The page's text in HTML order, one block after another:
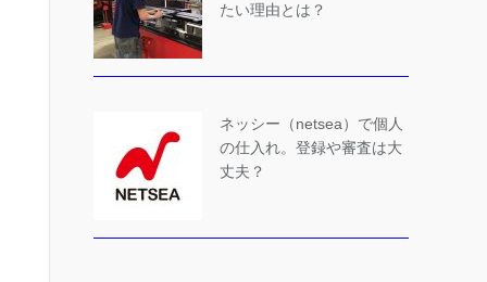
たい理由とは？
ネッシー（netsea）で個人
の仕入れ。登録や審査は大
丈夫？